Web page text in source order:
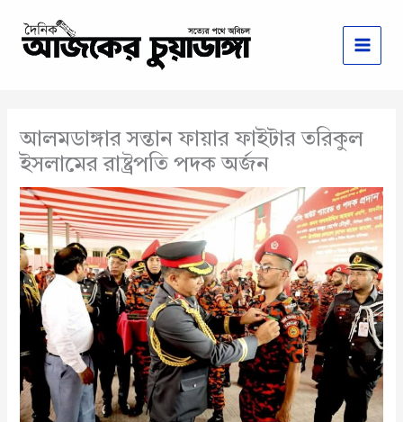
content
আলমডাঙ্গার সন্তান ফায়ার ফাইটার তরিকুল
ইসলামের রাষ্ট্রপতি পদক অর্জন